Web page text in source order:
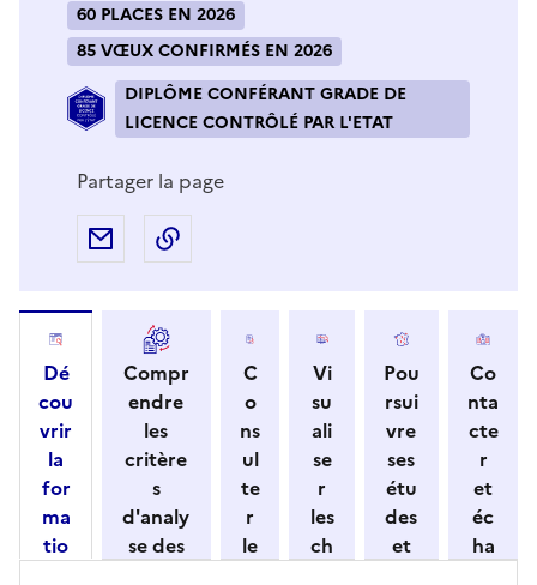
60 PLACES EN 2026
85 VŒUX CONFIRMÉS EN 2026
DIPLÔME CONFÉRANT GRADE DE
LICENCE CONTRÔLÉ PAR L'ETAT
Partager la page
Partager par e-mail
Dé
cou
vrir
la
for
ma
tio
Compr
endre
les
critère
s
d'analy
se des
C
o
ns
ul
te
r
le
Vi
su
ali
se
r
les
ch
Pou
rsui
vre
ses
étu
des
et
Co
nta
cte
r
et
éc
ha